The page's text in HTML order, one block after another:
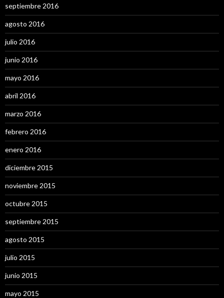
septiembre 2016
agosto 2016
julio 2016
junio 2016
mayo 2016
abril 2016
marzo 2016
febrero 2016
enero 2016
diciembre 2015
noviembre 2015
octubre 2015
septiembre 2015
agosto 2015
julio 2015
junio 2015
mayo 2015